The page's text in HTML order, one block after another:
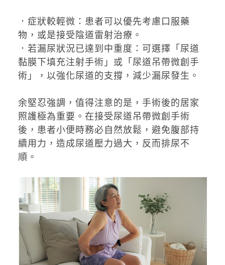
．症狀較輕微：患者可以優先考慮口服藥
物，或是接受陰道雷射治療。
．若漏尿狀況已達到中重度：可選擇「尿道
黏膜下填充注射手術」或「尿道吊帶微創手
術」，以強化尿道的支撐，減少漏尿發生。
余堅忍強調，值得注意的是，手術後的居家
照護極為重要。在接受尿道吊帶微創手術
後，患者小便時務必自然放鬆，避免腹部持
續用力，造成尿道壓力過大，反而排尿不
順。